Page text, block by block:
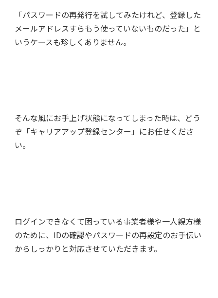
「パスワードの再発行を試してみたけれど、登録した
メールアドレスすらもう使っていないものだった」と
いうケースも珍しくありません。
そんな風にお手上げ状態になってしまった時は、どう
ぞ「キャリアアップ登録センター」にお任せくださ
い。
ログインできなくて困っている事業者様や一人親方様
のために、IDの確認やパスワードの再設定のお手伝い
からしっかりと対応させていただきます。